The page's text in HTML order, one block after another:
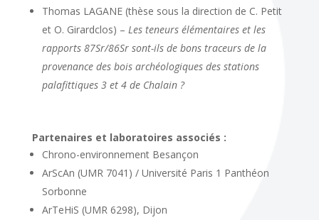
Thomas LAGANE (thèse sous la direction de C. Petit
et O. Girardclos) – Les teneurs élémentaires et les
rapports 87Sr/86Sr sont-ils de bons traceurs de la
provenance des bois archéologiques des stations
palafittiques 3 et 4 de Chalain ?
Partenaires et laboratoires associés :
Chrono-environnement Besançon
ArScAn (UMR 7041) / Université Paris 1 Panthéon
Sorbonne
ArTeHiS (UMR 6298), Dijon